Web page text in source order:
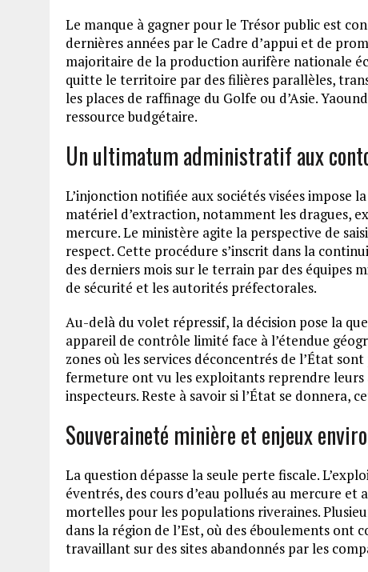
Le manque à gagner pour le Trésor public est
dernières années par le Cadre d’appui et de
majoritaire de la production aurifère nationale
quitte le territoire par des filières parallèles,
les places de raffinage du Golfe ou d’Asie.
ressource budgétaire.
Un ultimatum administratif aux
L’injonction notifiée aux sociétés visées impose
matériel d’extraction, notamment les dragues,
mercure. Le ministère agite la perspective de
respect. Cette procédure s’inscrit dans la
des derniers mois sur le terrain par des équipes
de sécurité et les autorités préfectorales.
Au-delà du volet répressif, la décision pose la
appareil de contrôle limité face à l’étendue
zones où les services déconcentrés de l’État
fermeture ont vu les exploitants reprendre leurs
inspecteurs. Reste à savoir si l’État se donnera,
Souveraineté minière et enjeux
La question dépasse la seule perte fiscale.
éventrés, des cours d’eau pollués au mercure
mortelles pour les populations riveraines.
dans la région de l’Est, où des éboulements ont
travaillant sur des sites abandonnés par les